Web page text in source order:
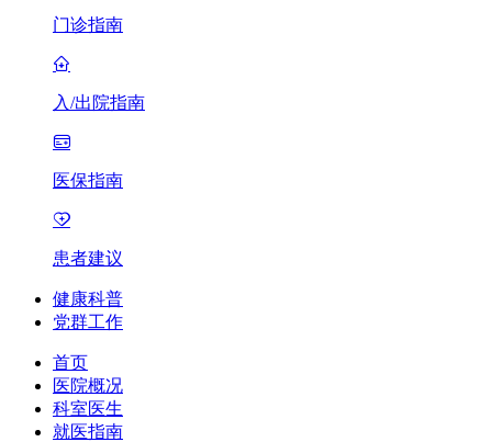
门诊指南
入/出院指南
医保指南
患者建议
健康科普
党群工作
首页
医院概况
科室医生
就医指南